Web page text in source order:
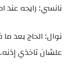
نانسي: رايحه
نوال: الحاج بعد
علشان تاخذي إذنه.